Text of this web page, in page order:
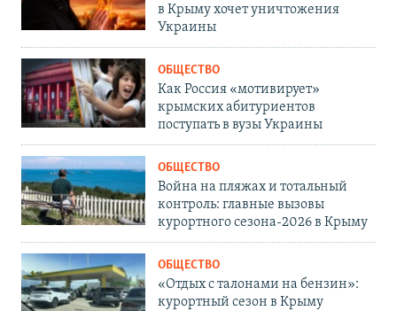
в Крыму хочет уничтожения
Украины
ОБЩЕСТВО
Как Россия «мотивирует»
крымских абитуриентов
поступать в вузы Украины
ОБЩЕСТВО
Война на пляжах и тотальный
контроль: главные вызовы
курортного сезона-2026 в Крыму
ОБЩЕСТВО
«Отдых с талонами на бензин»:
курортный сезон в Крыму